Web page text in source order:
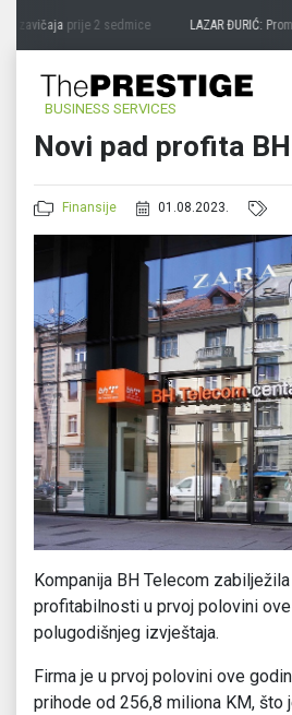
zavičajaprije 2 sedmice LAZAR ĐURIĆ:
BUSINESS SERVICES
Novi pad profita
Finansije 01.08.2023.
Kompanija BH Telecom
profitabilnosti u prvoj polovini
polugodišnjeg izvještaja.
Firma je u prvoj polovini ove
prihode od 256,8 miliona KM, što